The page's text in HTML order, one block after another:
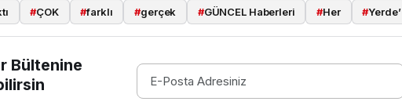
#ÇOK #farklı #gerçek #GÜNCEL Haberleri #Her #Yerde’
Bültenine